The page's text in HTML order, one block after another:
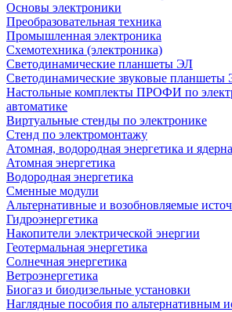
Основы электроники
Преобразовательная техника
Промышленная электроника
Схемотехника (электроника)
Светодинамические планшеты ЭЛ
Светодинамические звуковые планшеты
Настольные комплекты ПРОФИ по
автоматике
Виртуальные стенды по электронике
Стенд по электромонтажу
Атомная, водородная энергетика и
Атомная энергетика
Водородная энергетика
Сменные модули
Альтернативные и возобновляемые
Гидроэнергетика
Накопители электрической энергии
Геотермальная энергетика
Солнечная энергетика
Ветроэнергетика
Биогаз и биодизельные установки
Наглядные пособия по альтернативным